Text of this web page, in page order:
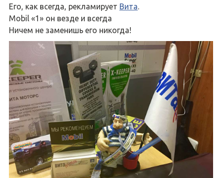
Его, как всегда, рекламирует Вита.
Mobil «1» он везде и всегда
Ничем не заменишь его никогда!